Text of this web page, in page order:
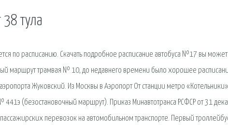
тула
по расписанию. Скачать подробное расписание автобуса №17 вы
маршрут трамвая № 10, до недавнего времени было хорошее
Жуковский. Из Москвы в Аэропорт От станции метро
441э (безостановочный маршрут). Приказ Минавтотранса РСФСР от 31
перевозок на автомобильном транспорте. Первый